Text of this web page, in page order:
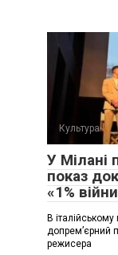
Культура
У Мілані
показ
«1%
В
допремʼєрний
режисера